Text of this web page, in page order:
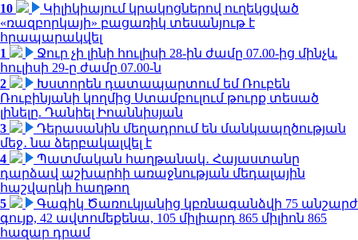
10
Կիլիկիայում կրակոցներով ուղեկցված
«ռազբորկայի» բացառիկ տեսանյութ է
հրապարակվել
1
Ջուր չի լինի հուլիսի 28-ին ժամը 07.00-ից մինչև
հուլիսի 29-ը ժամը 07.00-ն
2
Խստորեն դատապարտում եմ Ռուբեն
Ռուբինյանի կողմից Ստամբուլում թուրք տեսած
լինելը. Դանիել Իոաննիսյան
3
Դերասանին մեղադրում են մանկապղծության
մեջ․ նա ձերբակալվել է
4
Պատմական հաղթանակ․ Հայաստանը
դարձավ աշխարհի առաջնության մեդալային
հաշվարկի հաղթող
5
Գագիկ Ծառուկյանից կբռնագանձվի 75 անշարժ
գույք, 42 ավտոմեքենա, 105 միլիարդ 865 միլիոն 865
հազար դրամ